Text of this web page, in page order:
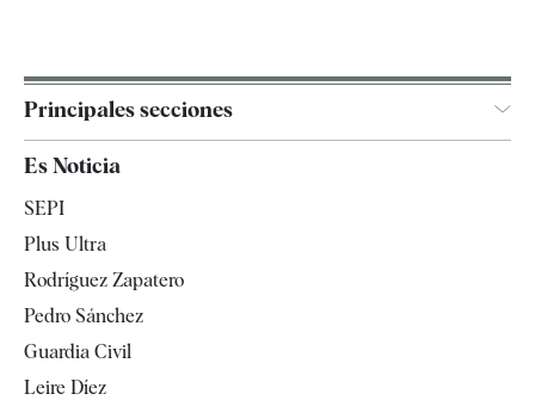
Principales secciones
Televisión
Es Noticia
SEPI
Plus Ultra
Rodríguez Zapatero
Pedro Sánchez
Guardia Civil
Leire Díez